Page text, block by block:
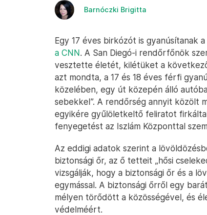
Barnóczki Brigitta
Egy 17 éves birkózót is gyanúsítanak
a CNN. A San Diegó-i rendőrfőnök
vesztette életét, kilétüket a
azt mondta, a 17 és 18 éves férfi
közelében, egy út közepén álló
sebekkel”. A rendőrség annyit közölt
egyikére gyűlöletkeltő feliratot
fenyegetést az Iszlám Központtal
Az eddigi adatok szerint a
biztonsági őr, az ő tetteit „hősi
vizsgálják, hogy a biztonsági őr és a
egymással. A biztonsági őrről egy
mélyen törődött a közösségével, és
védelméért.